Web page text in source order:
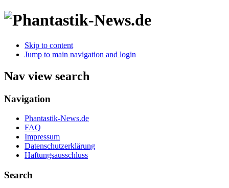
Skip to content
Jump to main navigation and login
Nav view search
Navigation
Phantastik-News.de
FAQ
Impressum
Datenschutzerklärung
Haftungsausschluss
Search